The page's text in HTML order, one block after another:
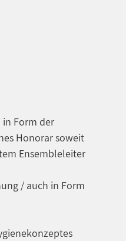
Form der
Honorar soweit
Ensembleleiter
/ auch in Form